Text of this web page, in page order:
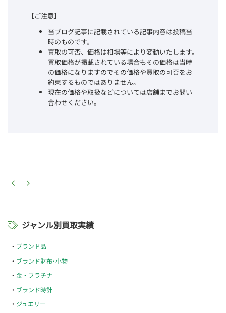
【ご注意】
当ブログ記事に記載されている記事内容は投稿当
時のものです。
買取の可否、価格は相場等により変動いたします。
買取価格が掲載されている場合もその価格は当時
の価格になりますのでその価格や買取の可否をお
約束するものではありません。
現在の価格や取扱などについては店舗までお問い
合わせください。
ジャンル別買取実績
ブランド品
ブランド財布･小物
金・プラチナ
ブランド時計
ジュエリー